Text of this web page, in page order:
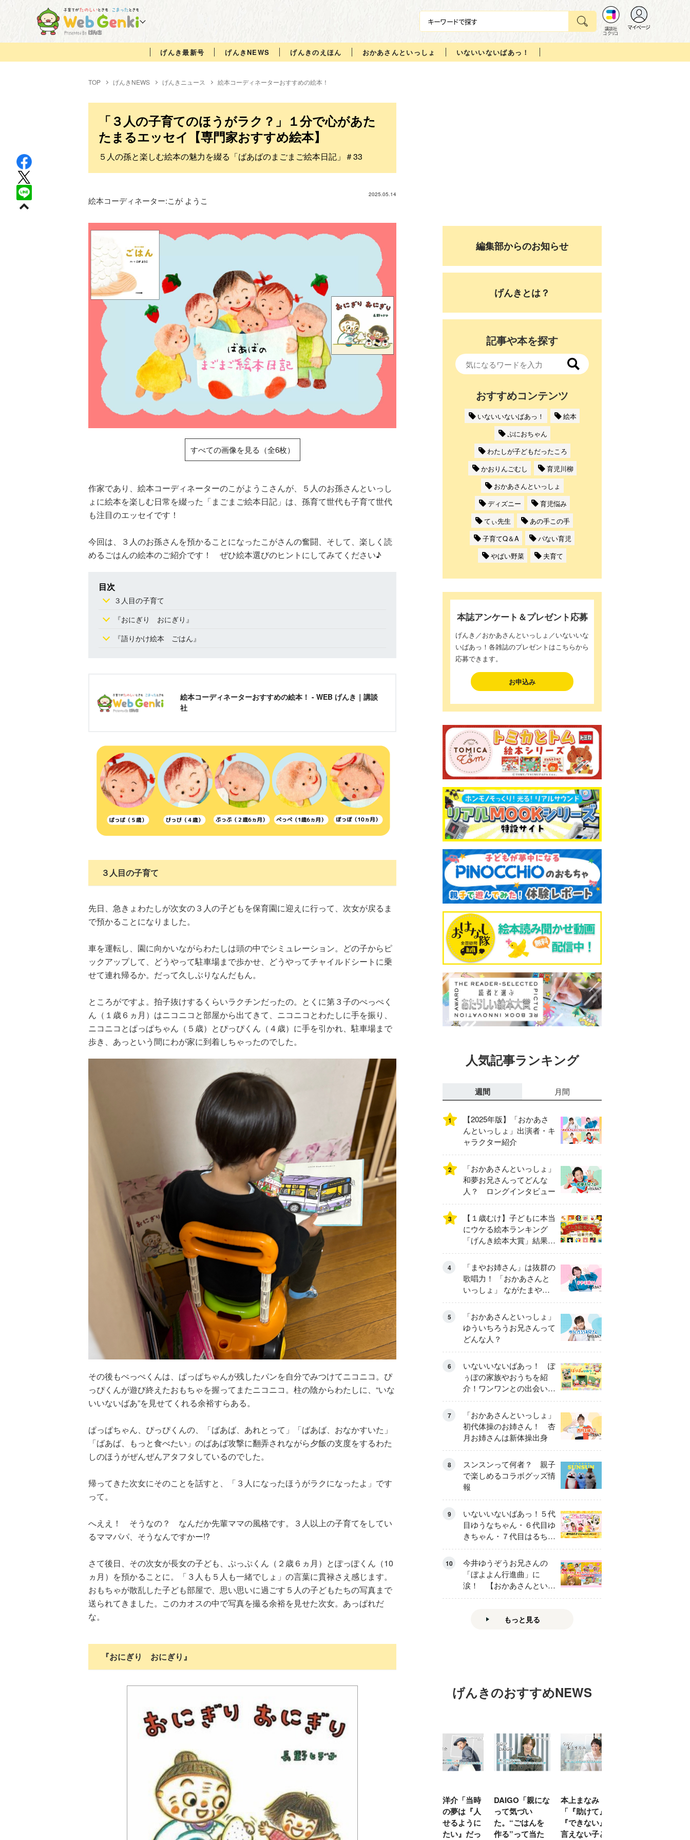
講談社
コクリコ
マイページ
げんき最新号 げんきNEWS げんきのえほん おかあさんといっしょ いないいないばあっ！
TOP げんきNEWS げんきニュース 絵本コーディネーターおすすめの絵本！
「３人の子育てのほうがラク？」１分で心があた
たまるエッセイ【専門家おすすめ絵本】
５人の孫と楽しむ絵本の魅力を綴る「ばあばのまごまご絵本日記」＃33
2025.05.14
絵本コーディネーター:こが ようこ
すべての画像を見る（全6枚）
作家であり、絵本コーディネーターのこがようこさんが、５人のお孫さんといっし
ょに絵本を楽しむ日常を綴った「まごまご絵本日記」は、孫育て世代も子育て世代
も注目のエッセイです！
今回は、３人のお孫さんを預かることになったこがさんの奮闘、そして、楽しく読
めるごはんの絵本のご紹介です！ ぜひ絵本選びのヒントにしてみてください♪
目次
３人目の子育て
『おにぎり おにぎり』
『語りかけ絵本 ごはん』
絵本コーディネーターおすすめの絵本！ - WEB げんき｜講談
社
３人目の子育て
先日、急きょわたしが次女の３人の子どもを保育園に迎えに行って、次女が戻るま
で預かることになりました。
車を運転し、園に向かいながらわたしは頭の中でシミュレーション。どの子からピ
ックアップして、どうやって駐車場まで歩かせ、どうやってチャイルドシートに乗
せて連れ帰るか。だって久しぶりなんだもん。
ところがですよ。拍子抜けするくらいラクチンだったの。とくに第３子のぺっぺく
ん（１歳６ヵ月）はニコニコと部屋から出てきて、ニコニコとわたしに手を振り、
ニコニコとぱっぱちゃん（５歳）とぴっぴくん（４歳）に手を引かれ、駐車場まで
歩き、あっという間にわが家に到着しちゃったのでした。
その後もぺっぺくんは、ぱっぱちゃんが残したパンを自分でみつけてニコニコ。ぴ
っぴくんが遊び終えたおもちゃを握ってまたニコニコ。柱の陰からわたしに、“いな
いいないばあ”を見せてくれる余裕すらある。
ぱっぱちゃん、ぴっぴくんの、「ばあば、あれとって」「ばあば、おなかすいた」
「ばあば、もっと食べたい」のばあば攻撃に翻弄されながら夕飯の支度をするわた
しのほうがぜんぜんアタフタしているのでした。
帰ってきた次女にそのことを話すと、「３人になったほうがラクになったよ」です
って。
へええ！ そうなの？ なんだか先輩ママの風格です。３人以上の子育てをしてい
るママパパ、そうなんですかー!?
さて後日、その次女が長女の子ども、ぷっぷくん（２歳６ヵ月）とぽっぽくん（10
ヵ月）を預かることに。「３人も５人も一緒でしょ」の言葉に貫禄さえ感じます。
おもちゃが散乱した子ども部屋で、思い思いに過ごす５人の子どもたちの写真まで
送られてきました。このカオスの中で写真を撮る余裕を見せた次女。あっぱれだ
な。
『おにぎり おにぎり』
編集部からのお知らせ
げんきとは？
記事や本を探す
おすすめコンテンツ
いないいないばあっ！
絵本
ぷにおちゃん
わたしが子どもだったころ
かおりんごむし
育児川柳
おかあさんといっしょ
ディズニー
育児悩み
てぃ先生
あの手この手
子育てQ＆A
パない育児
やばい野菜
夫育て
本誌アンケート＆プレゼント応募
げんき／おかあさんといっしょ／いないいな
いばあっ！各雑誌のプレゼントはこちらから
応募できます。
お申込み
人気記事ランキング
週間 月間
1
【2025年版】「おかあさ
んといっしょ」出演者・キ
ャラクター紹介
2
「おかあさんといっしょ」
和夢お兄さんってどんな
人？ ロングインタビュー
3
【１歳むけ】子どもに本当
にウケる絵本ランキング
「げんき絵本大賞」結果発
表
4
「まやお姉さん」は抜群の
歌唱力！ 「おかあさんと
いっしょ」 ながたまやさ
んってどんな人？
5
「おかあさんといっしょ」
ゆういちろうお兄さんって
どんな人？
6
いないいないばあっ！ ぽ
ぅぽの家族やおうちを紹
介！ワンワンとの出会いの
瞬間も
7
「おかあさんといっしょ」
初代体操のお姉さん！ 杏
月お姉さんは新体操出身
8
スンスンって何者？ 親子
で楽しめるコラボグッズ情
報
9
いないいないばあっ！５代
目ゆうなちゃん・６代目ゆ
きちゃん・７代目はるちゃ
ん スペシャルインタビュ
ー
10
今井ゆうぞうお兄さんの
「ぼよよん行進曲」に
涙！ 【おかあさんといっ
しょ65周年特別番組】
もっと見る
げんきのおすすめNEWS
元体操のお兄さ
ん小林よしひさ
「小３で観たあ
の人の映画が人
TBSアナ井上貴
博「アナウンサ
ーになろうと思
ったことは一度
ひろゆき「『自
分はこれが得意
だ』という“思
い込み”は重
窪塚洋介「当時
の俺の夢は『人
と話せるように
なりたい』だっ
DAIGO「親にな
って気づい
た。“ごはんを
作る”って当た
本上まなみ
「『助けて』
『できない』が
言えない子ども